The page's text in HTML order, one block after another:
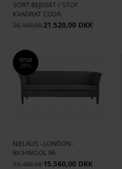
SORT BEJDSET / STOF
KVADRAT CODA
26.900,0021.520,00 DKK
SPAR
20%
NIELAUS - LONDON -
RICHWOOL 96
19.450,0015.560,00 DKK